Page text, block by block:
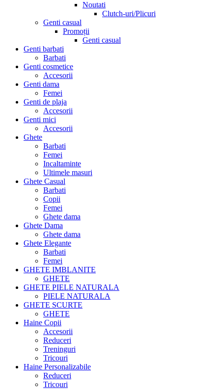
Noutati
Clutch-uri/Plicuri
Genti casual
Promoții
Genti casual
Genti barbati
Barbati
Genti cosmetice
Accesorii
Genti dama
Femei
Genti de plaja
Accesorii
Genti mici
Accesorii
Ghete
Barbati
Femei
Incaltaminte
Ultimele masuri
Ghete Casual
Barbati
Copii
Femei
Ghete dama
Ghete Dama
Ghete dama
Ghete Elegante
Barbati
Femei
GHETE IMBLANITE
GHETE
GHETE PIELE NATURALA
PIELE NATURALA
GHETE SCURTE
GHETE
Haine Copii
Accesorii
Reduceri
Treninguri
Tricouri
Haine Personalizabile
Reduceri
Tricouri